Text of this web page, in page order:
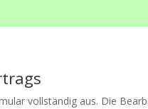
vollständig aus. Die